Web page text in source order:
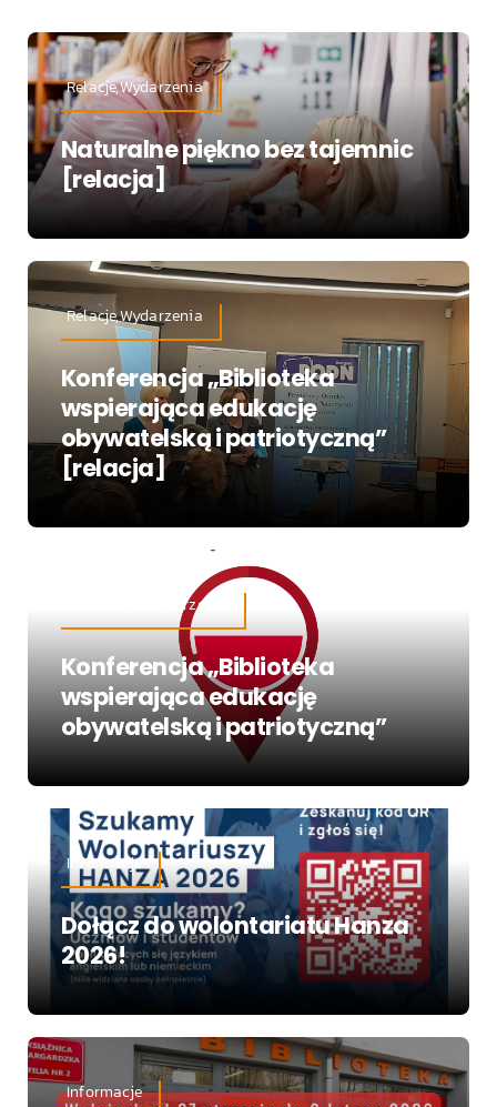
Relacje,Wydarzenia
Naturalne piękno bez tajemnic
[relacja]
Relacje,Wydarzenia
Konferencja „Biblioteka
wspierająca edukację
obywatelską i patriotyczną”
[relacja]
Informacje,Wydarzenia
Konferencja „Biblioteka
wspierająca edukację
obywatelską i patriotyczną”
Informacje
Dołącz do wolontariatu Hanza
2026!
Informacje